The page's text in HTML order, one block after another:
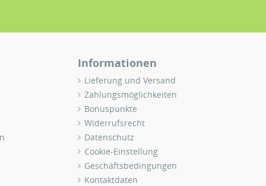
Informationen
Lieferung und Versand
Zahlungsmöglichkeiten
Bonuspunkte
Widerrufsrecht
Datenschutz
Cookie-Einstellung
Geschäftsbedingungen
Kontaktdaten